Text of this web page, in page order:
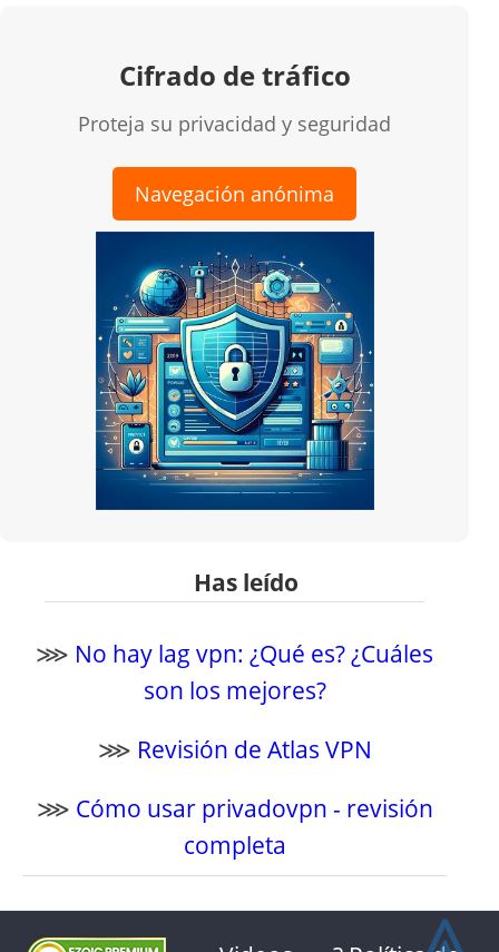
Cifrado de tráfico
Proteja su privacidad y seguridad
Navegación anónima
Has leído
⋙ No hay lag vpn: ¿Qué es? ¿Cuáles
son los mejores?
⋙ Revisión de Atlas VPN
⋙ Cómo usar privadovpn - revisión
completa